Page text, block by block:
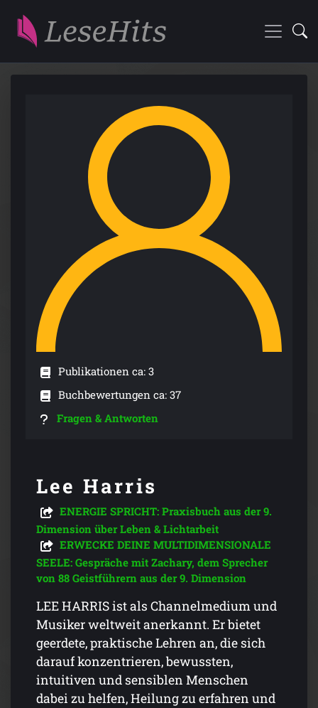
Publikationen ca: 3
Buchbewertungen ca: 37
Fragen & Antworten
Lee Harris
ENERGIE SPRICHT: Praxisbuch aus der 9.
Dimension über Leben & Lichtarbeit
ERWECKE DEINE MULTIDIMENSIONALE
SEELE: Gespräche mit Zachary, dem Sprecher
von 88 Geistführern aus der 9. Dimension
LEE HARRIS ist als Channelmedium und
Musiker weltweit anerkannt. Er bietet
geerdete, praktische Lehren an, die sich
darauf konzentrieren, bewussten,
intuitiven und sensiblen Menschen
dabei zu helfen, Heilung zu erfahren und